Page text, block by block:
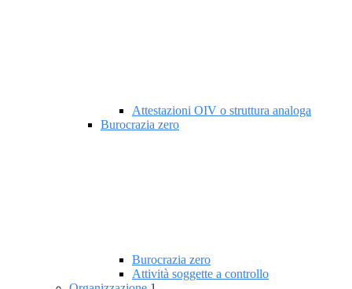
Attestazioni OIV o struttura analoga
Burocrazia zero
Burocrazia zero
Attività soggette a controllo